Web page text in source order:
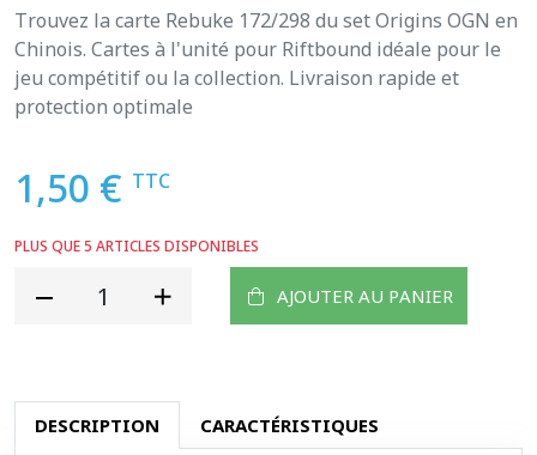
Trouvez la carte Rebuke 172/298 du set Origins OGN en
Chinois. Cartes à l'unité pour Riftbound idéale pour le
jeu compétitif ou la collection. Livraison rapide et
protection optimale
1,50 € TTC
PLUS QUE 5 ARTICLES DISPONIBLES
AJOUTER AU PANIER
DESCRIPTION CARACTÉRISTIQUES